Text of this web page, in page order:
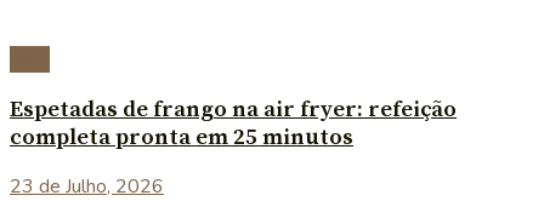
Espetadas de frango na air fryer: refeição
completa pronta em 25 minutos
23 de Julho, 2026